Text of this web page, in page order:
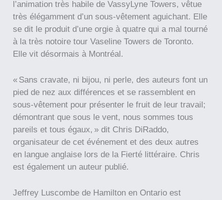
l’animation très habile de VassyLyne Towers, vêtue
très élégamment d’un sous-vêtement aguichant. Elle
se dit le produit d’une orgie à quatre qui a mal tourné
à la très notoire tour Vaseline Towers de Toronto.
Elle vit désormais à Montréal.
« Sans cravate, ni bijou, ni perle, des auteurs font un
pied de nez aux différences et se rassemblent en
sous-vêtement pour présenter le fruit de leur travail;
démontrant que sous le vent, nous sommes tous
pareils et tous égaux, » dit Chris DiRaddo,
organisateur de cet événement et des deux autres
en langue anglaise lors de la Fierté littéraire. Chris
est également un auteur publié.
Jeffrey Luscombe de Hamilton en Ontario est